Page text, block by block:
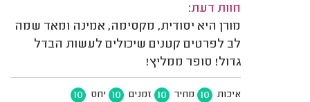
חוות דעת:
מורן היא יסודית, מקסימה, אמינה ומאד שמה
לב לפרטים קטנים שיכולים לעשות הבדל
גדול! סופר ממליץ!
איכות 10 מחיר 10 זמנים 10 יחס 10